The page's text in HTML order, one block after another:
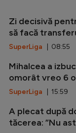
Zi decisivă
să facă
SuperLiga | 08:55
Mihalcea a
omorât vreo 6
SuperLiga | 15:59
A plecat după
tăcerea: ”Nu